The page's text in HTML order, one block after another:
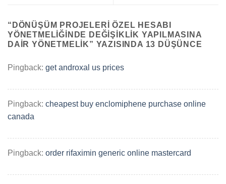
“ DÖNÜŞÜM PROJELERI ÖZEL HESABI
YÖNETMELIĞINDE DEĞIŞIKLIK YAPILMASINA
DAIR YÖNETMELIK” YAZISINDA 13 DÜŞÜNCE
Pingback: get androxal us prices
Pingback: cheapest buy enclomiphene purchase online
canada
Pingback: order rifaximin generic online mastercard